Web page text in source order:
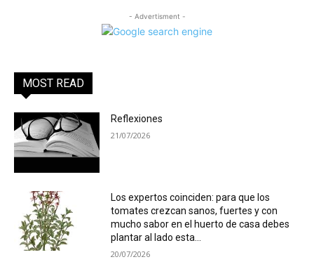
- Advertisment -
MOST READ
Reflexiones
21/07/2026
Los expertos coinciden: para que los
tomates crezcan sanos, fuertes y con
mucho sabor en el huerto de casa debes
plantar al lado esta...
20/07/2026